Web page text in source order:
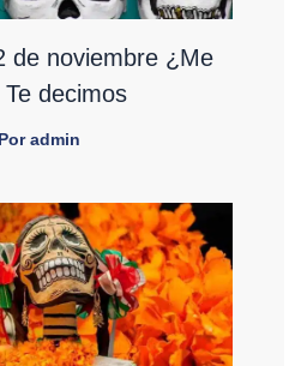
de noviembre ¿Me
decimos
admin